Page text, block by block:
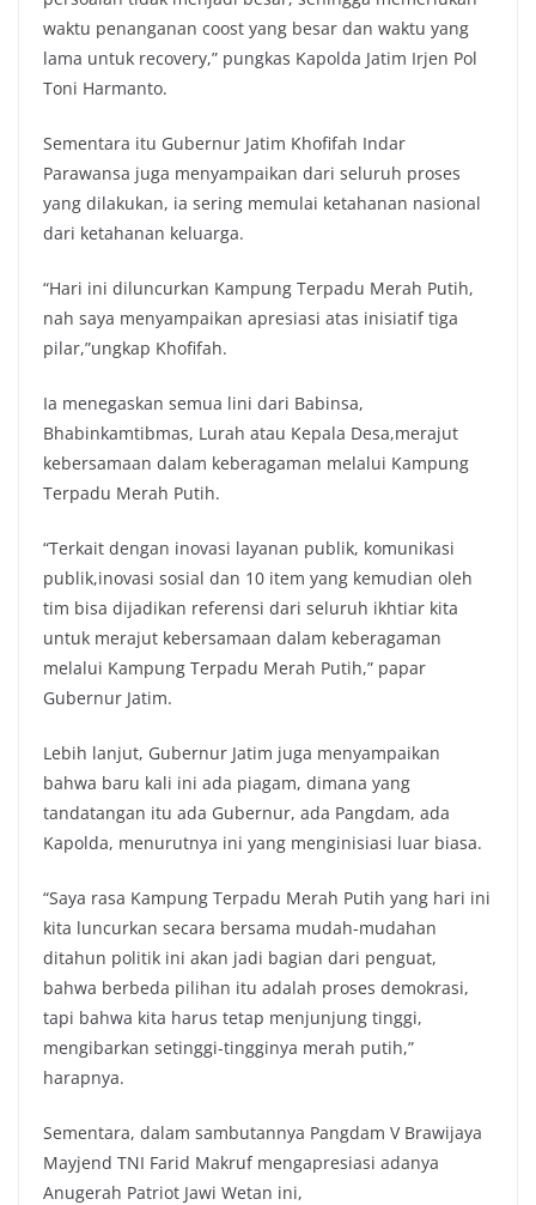
waktu penanganan coost yang besar dan waktu yang
lama untuk recovery,” pungkas Kapolda Jatim Irjen Pol
Toni Harmanto.
Sementara itu Gubernur Jatim Khofifah Indar
Parawansa juga menyampaikan dari seluruh proses
yang dilakukan, ia sering memulai ketahanan nasional
dari ketahanan keluarga.
“Hari ini diluncurkan Kampung Terpadu Merah Putih,
nah saya menyampaikan apresiasi atas inisiatif tiga
pilar,”ungkap Khofifah.
Ia menegaskan semua lini dari Babinsa,
Bhabinkamtibmas, Lurah atau Kepala Desa,merajut
kebersamaan dalam keberagaman melalui Kampung
Terpadu Merah Putih.
“Terkait dengan inovasi layanan publik, komunikasi
publik,inovasi sosial dan 10 item yang kemudian oleh
tim bisa dijadikan referensi dari seluruh ikhtiar kita
untuk merajut kebersamaan dalam keberagaman
melalui Kampung Terpadu Merah Putih,” papar
Gubernur Jatim.
Lebih lanjut, Gubernur Jatim juga menyampaikan
bahwa baru kali ini ada piagam, dimana yang
tandatangan itu ada Gubernur, ada Pangdam, ada
Kapolda, menurutnya ini yang menginisiasi luar biasa.
“Saya rasa Kampung Terpadu Merah Putih yang hari ini
kita luncurkan secara bersama mudah-mudahan
ditahun politik ini akan jadi bagian dari penguat,
bahwa berbeda pilihan itu adalah proses demokrasi,
tapi bahwa kita harus tetap menjunjung tinggi,
mengibarkan setinggi-tingginya merah putih,”
harapnya.
Sementara, dalam sambutannya Pangdam V Brawijaya
Mayjend TNI Farid Makruf mengapresiasi adanya
Anugerah Patriot Jawi Wetan ini,